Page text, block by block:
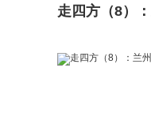
走四方（8）